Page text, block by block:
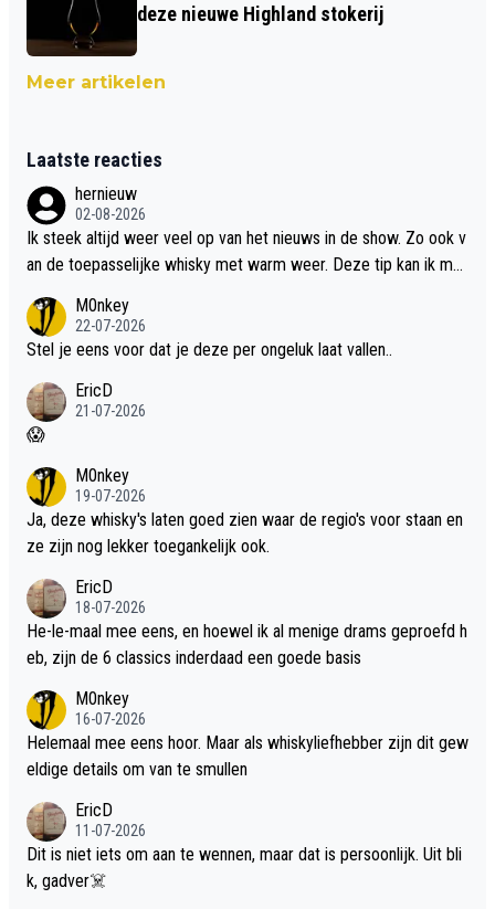
deze nieuwe Highland stokerij
Meer artikelen
Laatste reacties
hernieuw
02-08-2026
Ik steek altijd weer veel op van het nieuws in de show. Zo ook v
an de toepasselijke whisky met warm weer. Deze tip kan ik met
M0nkey
22-07-2026
Stel je eens voor dat je deze per ongeluk laat vallen..
EricD
21-07-2026
😱
M0nkey
19-07-2026
Ja, deze whisky's laten goed zien waar de regio's voor staan en
ze zijn nog lekker toegankelijk ook.
EricD
18-07-2026
He-le-maal mee eens, en hoewel ik al menige drams geproefd h
eb, zijn de 6 classics inderdaad een goede basis
M0nkey
16-07-2026
Helemaal mee eens hoor. Maar als whiskyliefhebber zijn dit gew
eldige details om van te smullen
EricD
11-07-2026
Dit is niet iets om aan te wennen, maar dat is persoonlijk. Uit bli
k, gadver☠️